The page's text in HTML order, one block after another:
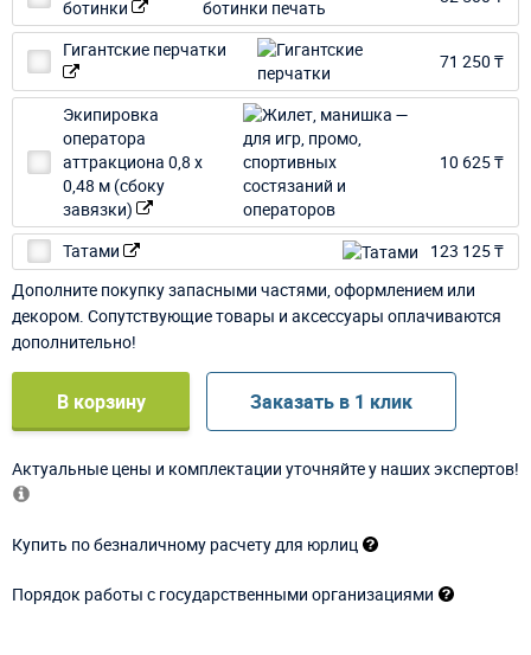
ботинки
Гигантские перчатки
71 250 ₸
Экипировка
оператора
аттракциона 0,8 х
0,48 м (сбоку
завязки)
10 625 ₸
Татами
123 125 ₸
Дополните покупку запасными частями, оформлением или
декором. Сопутствующие товары и аксессуары оплачиваются
дополнительно!
В корзину Заказать в 1 клик
Актуальные цены и комплектации уточняйте у наших экспертов!
Купить по безналичному расчету для юрлиц
Порядок работы с государственными организациями